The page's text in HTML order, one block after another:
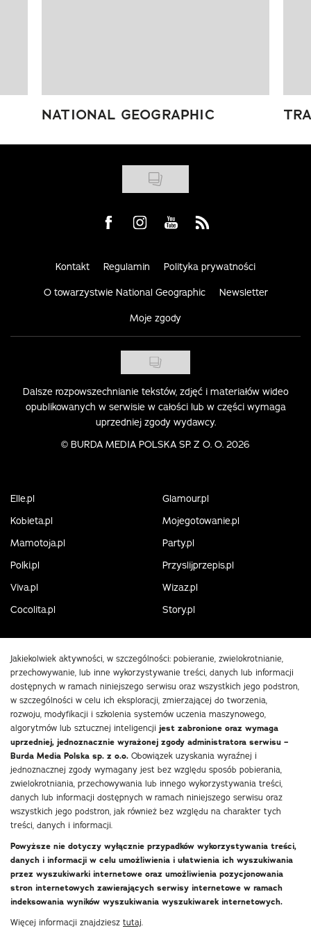
NATIONAL GEOGRAPHIC
Visit us on Facebook
Visit us on Instagram
Visit us on Youtube
Visit us on Rss
Kontakt Regulamin Polityka prywatności
O towarzystwie National Geographic Newsletter
Moje zgody
Dalsze rozpowszechnianie tekstów, zdjęć i materiałów wideo
opublikowanych w serwisie w całości lub w części wymaga
uprzedniej zgody wydawcy.
© BURDA MEDIA POLSKA SP. Z O. O. 2026
Elle.pl
Glamour.pl
Kobieta.pl
Mojegotowanie.pl
Mamotoja.pl
Party.pl
Polki.pl
Przyslijprzepis.pl
Viva.pl
Wizaz.pl
Cocolita.pl
Story.pl
Jakiekolwiek aktywności, w szczególności: pobieranie, zwielokrotnianie,
przechowywanie, lub inne wykorzystywanie treści, danych lub informacji
dostępnych w ramach niniejszego serwisu oraz wszystkich jego podstron,
w szczególności w celu ich eksploracji, zmierzającej do tworzenia,
rozwoju, modyfikacji i szkolenia systemów uczenia maszynowego,
algorytmów lub sztucznej inteligencji jest zabronione oraz wymaga
uprzedniej, jednoznacznie wyrażonej zgody administratora serwisu –
Burda Media Polska sp. z o.o. Obowiązek uzyskania wyraźnej i
jednoznacznej zgody wymagany jest bez względu sposób pobierania,
zwielokrotniania, przechowywania lub innego wykorzystywania treści,
danych lub informacji dostępnych w ramach niniejszego serwisu oraz
wszystkich jego podstron, jak również bez względu na charakter tych
treści, danych i informacji.
Powyższe nie dotyczy wyłącznie przypadków wykorzystywania treści,
danych i informacji w celu umożliwienia i ułatwienia ich wyszukiwania
przez wyszukiwarki internetowe oraz umożliwienia pozycjonowania
stron internetowych zawierających serwisy internetowe w ramach
indeksowania wyników wyszukiwania wyszukiwarek internetowych.
Więcej informacji znajdziesz tutaj.